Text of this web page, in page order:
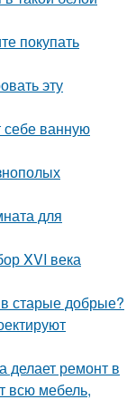
покупать
эту
себе ванную
для
XVI века
старые добрые?
делает ремонт в
всю мебель,